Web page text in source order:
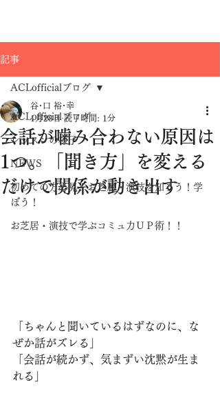
記事
ACLofficialブログ
レッスンの様子
NEWS
初めての方必見！お芝居・演技を知ろう！学
ぼう！
お芝居・演技で学ぶコミュ力ＵＰ術！！
ACLofficialブログ
会話が噛み合わない原因は
1つ。「聞き方」を変える
だけで関係が動き出す
谷･口 裕･幸
1月28日 読了時間: 1分
「ちゃんと聞いているはずなのに、な
ぜか話がズレる」
「会話が続かず、気まずい沈黙が生ま
れる」